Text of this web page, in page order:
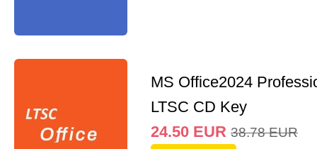
MS Office2024
LTSC CD Key
24.50 EUR 38.78 EUR